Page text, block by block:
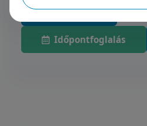
Időpontfoglalás